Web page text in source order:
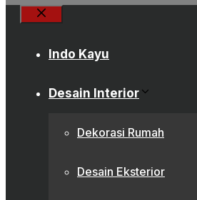
Indo Kayu
Desain Interior
Dekorasi Rumah
Desain Eksterior